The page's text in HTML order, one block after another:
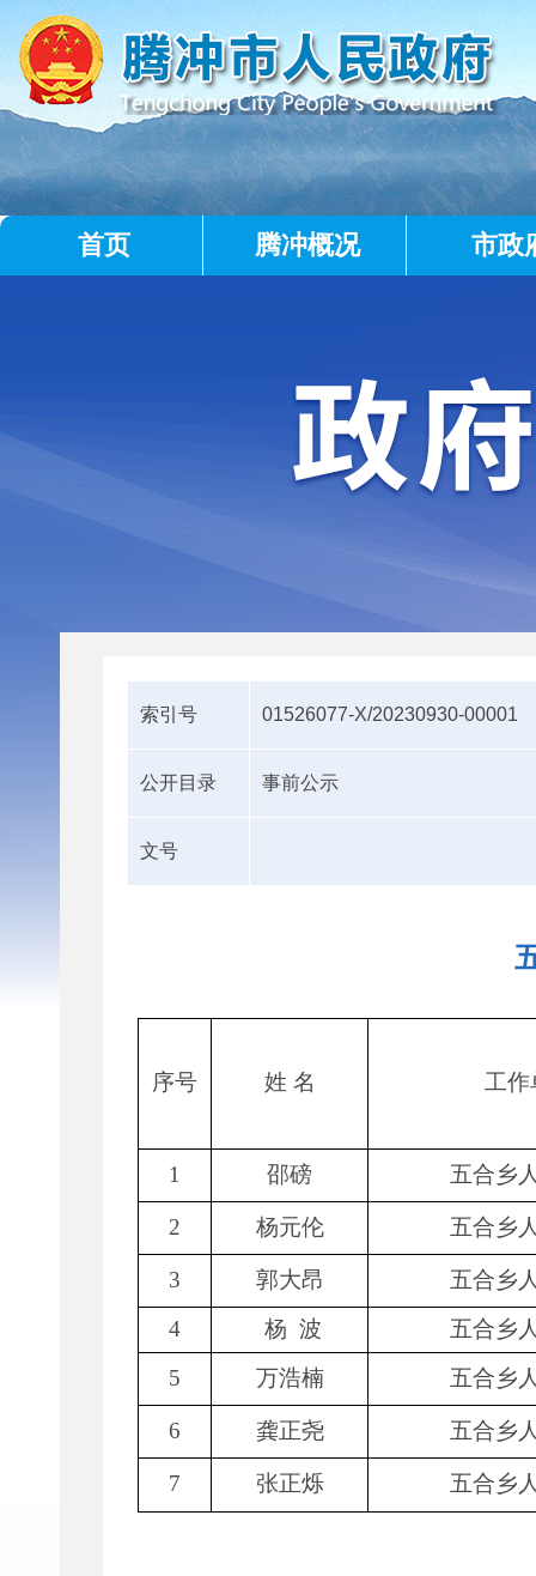
首页 腾冲概况 市政
索引号 01526077-X/20230930-00001
公开目录 事前公示
文号
序号 姓 名 工作
1 邵磅 五合乡
2 杨元伦 五合乡
3 郭大昂
五合乡
4
杨 波
五合乡
5
万浩楠 五合乡
6 龚正尧 五合乡
7 张正烁 五合乡